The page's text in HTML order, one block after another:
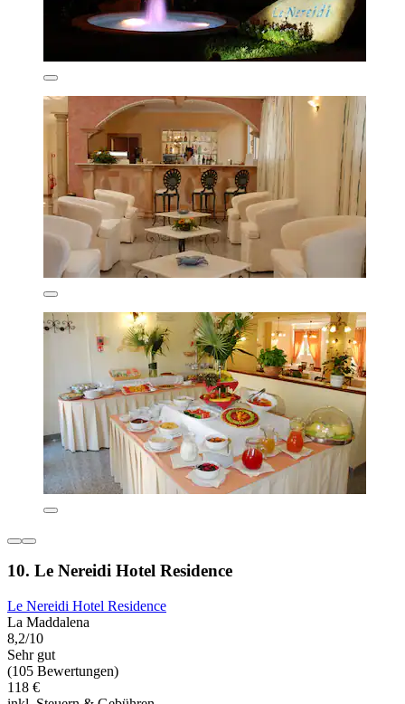
10. Le Nereidi Hotel Residence
Le Nereidi Hotel Residence
La Maddalena
8,2/10
Sehr gut
(105 Bewertungen)
118 €